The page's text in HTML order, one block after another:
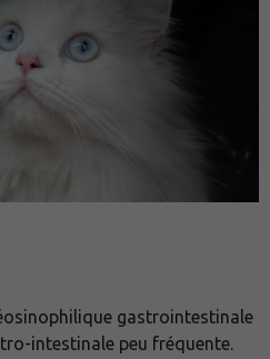
gastrointestinale
intestinale peu fréquente.